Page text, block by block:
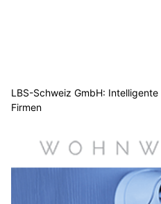
LBS-Schweiz GmbH:
Firmen